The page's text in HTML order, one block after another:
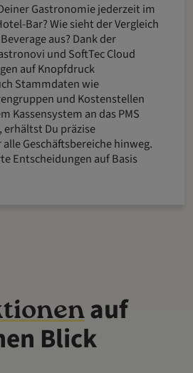
Gastronomie jederzeit im
Bar? Wie sieht der Vergleich
aus? Dank der
und SoftTec Cloud
auf Knopfdruck
Stammdaten wie
und Kostenstellen
Kassensystem an das PMS
Du präzise
Geschäftsbereiche hinweg.
Entscheidungen auf Basis
auf
Blick